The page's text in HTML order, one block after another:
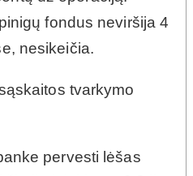
fondus neviršija 4
nesikeičia.
tvarkymo
pervesti lėšas